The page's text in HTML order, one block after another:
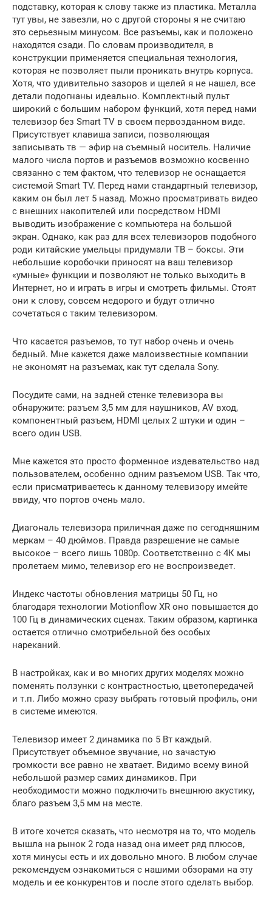
подставку, которая к слову также из пластика. Металла
тут увы, не завезли, но с другой стороны я не считаю
это серьезным минусом. Все разъемы, как и положено
находятся сзади. По словам производителя, в
конструкции применяется специальная технология,
которая не позволяет пыли проникать внутрь корпуса.
Хотя, что удивительно зазоров и щелей я не нашел, все
детали подогнаны идеально. Комплектный пульт
широкий с большим набором функций, хотя перед нами
телевизор без Smart TV в своем первозданном виде.
Присутствует клавиша записи, позволяющая
записывать тв — эфир на съемный носитель. Наличие
малого числа портов и разъемов возможно косвенно
связанно с тем фактом, что телевизор не оснащается
системой Smart TV. Перед нами стандартный телевизор,
каким он был лет 5 назад. Можно просматривать видео
с внешних накопителей или посредством HDMI
выводить изображение с компьютера на большой
экран. Однако, как раз для всех телевизоров подобного
роди китайские умельцы придумали ТВ – боксы. Эти
небольшие коробочки приносят на ваш телевизор
«умные» функции и позволяют не только выходить в
Интернет, но и играть в игры и смотреть фильмы. Стоят
они к слову, совсем недорого и будут отлично
сочетаться с таким телевизором.
Что касается разъемов, то тут набор очень и очень
бедный. Мне кажется даже малоизвестные компании
не экономят на разъемах, как тут сделала Sony.
Посудите сами, на задней стенке телевизора вы
обнаружите: разъем 3,5 мм для наушников, AV вход,
компонентный разъем, HDMI целых 2 штуки и один –
всего один USB.
Мне кажется это просто форменное издевательство над
пользователем, особенно одним разъемом USB. Так что,
если присматриваетесь к данному телевизору имейте
ввиду, что портов очень мало.
Диагональ телевизора приличная даже по сегодняшним
меркам – 40 дюймов. Правда разрешение не самые
высокое – всего лишь 1080p. Соответственно с 4К мы
пролетаем мимо, телевизор его не воспроизведет.
Индекс частоты обновления матрицы 50 Гц, но
благодаря технологии Motionflow XR оно повышается до
100 Гц в динамических сценах. Таким образом, картинка
остается отлично смотрибельной без особых
нареканий.
В настройках, как и во многих других моделях можно
поменять ползунки с контрастностью, цветопередачей
и т.п. Либо можно сразу выбрать готовый профиль, они
в системе имеются.
Телевизор имеет 2 динамика по 5 Вт каждый.
Присутствует объемное звучание, но зачастую
громкости все равно не хватает. Видимо всему виной
небольшой размер самих динамиков. При
необходимости можно подключить внешнюю акустику,
благо разъем 3,5 мм на месте.
В итоге хочется сказать, что несмотря на то, что модель
вышла на рынок 2 года назад она имеет ряд плюсов,
хотя минусы есть и их довольно много. В любом случае
рекомендуем ознакомиться с нашими обзорами на эту
модель и ее конкурентов и после этого сделать выбор.